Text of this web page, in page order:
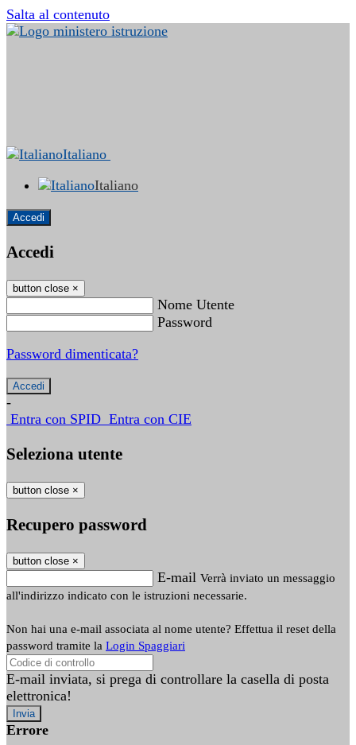
Salta al contenuto
Italiano
Italiano
Accedi
Accedi
button close ×
Nome Utente
Password
Password dimenticata?
-
Entra con SPID Entra con CIE
Seleziona utente
button close ×
Recupero password
button close ×
E-mail Verrà inviato un messaggio
all'indirizzo indicato con le istruzioni necessarie.
Non hai una e-mail associata al nome utente? Effettua il reset della
password tramite la Login Spaggiari
E-mail inviata, si prega di controllare la casella di posta
elettronica!
Errore